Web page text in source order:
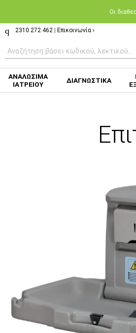
Oι
2310.272.462 Επικοινωνία ›
ΑΝΑΛΩΣΙΜΑ
ΙΑΤΡΕΙΟΥ
ΔΙΑΓΝΩΣΤΙΚΑ